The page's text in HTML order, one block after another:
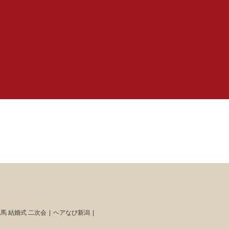
結婚式 二次会 ヘアなび新潟